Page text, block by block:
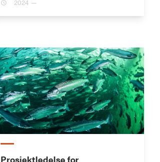
2024 —
Prosjektledelse for